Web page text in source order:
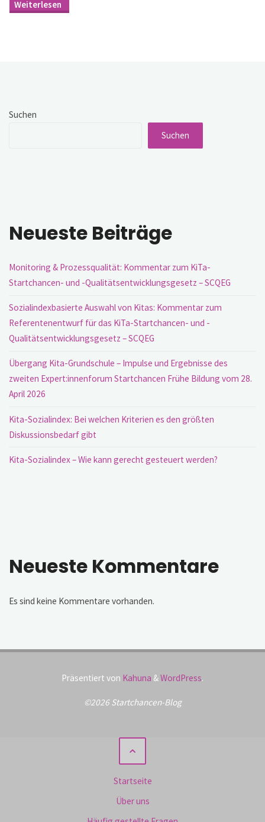
Plädoyer
Suchen
Suchen
Neueste Beiträge
Monitoring & Prozessqualität: Kommentar zum KiTa-
Startchancen- und -Qualitätsentwicklungsgesetz – SCQEG
Sozialindexbasierte Auswahl von Kitas: Kommentar zum
Referentenentwurf für das KiTa-Startchancen- und -
Qualitätsentwicklungsgesetz – SCQEG
Übergang Kita-Grundschule – Impulse und Ergebnisse des
zweiten Expert:innenforum Startchancen Frühe Bildung vom 28.
April 2026
Kita-Sozialindex: Bei welchen Kriterien es den größten
Diskussionsbedarf gibt
Kita-Sozialindex – Wie kann gerecht gesteuert werden?
Neueste Kommentare
Es sind keine Kommentare vorhanden.
Präsentiert von Kahuna &WordPress.
©2026 Startchancen-Blog
Startseite
Über uns